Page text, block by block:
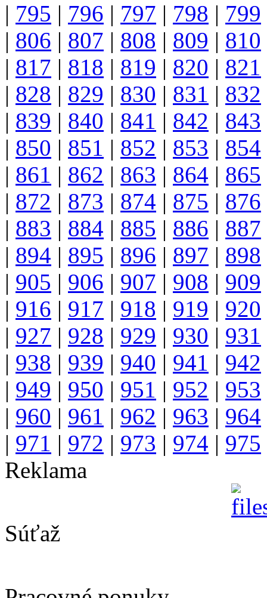
| 795 | 796 | 797 | 798 | 799
| 806 | 807 | 808 | 809 | 810
| 817 | 818 | 819 | 820 | 821
| 828 | 829 | 830 | 831 | 832
| 839 | 840 | 841 | 842 | 843
| 850 | 851 | 852 | 853 | 854
| 861 | 862 | 863 | 864 | 865
| 872 | 873 | 874 | 875 | 876
| 883 | 884 | 885 | 886 | 887
| 894 | 895 | 896 | 897 | 898
| 905 | 906 | 907 | 908 | 909
| 916 | 917 | 918 | 919 | 920
| 927 | 928 | 929 | 930 | 931
| 938 | 939 | 940 | 941 | 942
| 949 | 950 | 951 | 952 | 953
| 960 | 961 | 962 | 963 | 964
| 971 | 972 | 973 | 974 | 975
Reklama
Súťaž